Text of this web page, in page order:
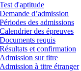
Test d'aptitude
Demande d’admission
Périodes des admissions
Calendrier des épreuves
Documents requis
Résultats et confirmation
Admission sur titre
Admission à titre étranger